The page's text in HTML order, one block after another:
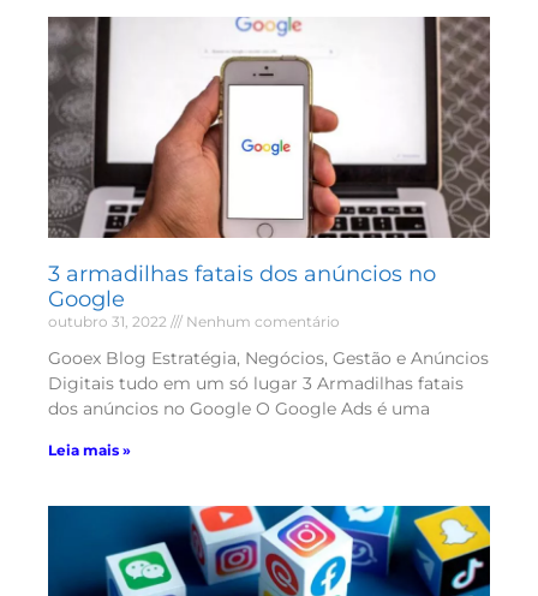
3 armadilhas fatais dos anúncios no
Google
outubro 31, 2022 Nenhum comentário
Gooex Blog Estratégia, Negócios, Gestão e Anúncios
Digitais tudo em um só lugar 3 Armadilhas fatais
dos anúncios no Google O Google Ads é uma
Leia mais »